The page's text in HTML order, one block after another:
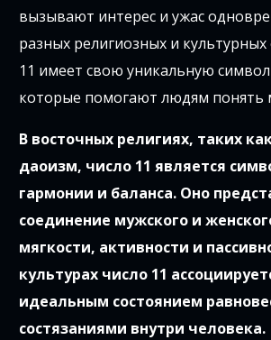
вызывают интерес и ужас
разных религиозных и культурных
11 имеет свою уникальную
которые помогают людям понять
В восточных религиях, таких
даоизм, число 11 является
гармонии и баланса. Оно
соединение мужского и
мягкости, активности и
культурах число 11
идеальным состоянием
состязаниями внутри человека.